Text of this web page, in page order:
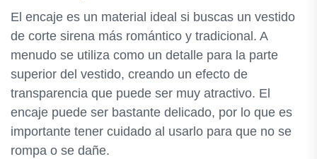
El encaje es un material ideal si buscas un vestido
de corte sirena más romántico y tradicional. A
menudo se utiliza como un detalle para la parte
superior del vestido, creando un efecto de
transparencia que puede ser muy atractivo. El
encaje puede ser bastante delicado, por lo que es
importante tener cuidado al usarlo para que no se
rompa o se dañe.